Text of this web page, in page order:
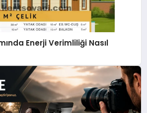
Enerji Verimliliği Nasıl